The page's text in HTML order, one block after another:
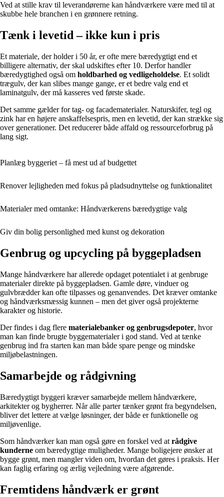
Ved at stille krav til leverandørerne kan håndværkere være med til at
skubbe hele branchen i en grønnere retning.
Tænk i levetid – ikke kun i pris
Et materiale, der holder i 50 år, er ofte mere bæredygtigt end et
billigere alternativ, der skal udskiftes efter 10. Derfor handler
bæredygtighed også om holdbarhed og vedligeholdelse. Et solidt
trægulv, der kan slibes mange gange, er et bedre valg end et
laminatgulv, der må kasseres ved første skade.
Det samme gælder for tag- og facadematerialer. Naturskifer, tegl og
zink har en højere anskaffelsespris, men en levetid, der kan strække sig
over generationer. Det reducerer både affald og ressourceforbrug på
lang sigt.
Planlæg byggeriet – få mest ud af budgettet
Renover lejligheden med fokus på pladsudnyttelse og funktionalitet
Materialer med omtanke: Håndværkerens bæredygtige valg
Giv din bolig personlighed med kunst og dekoration
Genbrug og upcycling på byggepladsen
Mange håndværkere har allerede opdaget potentialet i at genbruge
materialer direkte på byggepladsen. Gamle døre, vinduer og
gulvbrædder kan ofte tilpasses og genanvendes. Det kræver omtanke
og håndværksmæssig kunnen – men det giver også projekterne
karakter og historie.
Der findes i dag flere materialebanker og genbrugsdepoter, hvor
man kan finde brugte byggematerialer i god stand. Ved at tænke
genbrug ind fra starten kan man både spare penge og mindske
miljøbelastningen.
Samarbejde og rådgivning
Bæredygtigt byggeri kræver samarbejde mellem håndværkere,
arkitekter og bygherrer. Når alle parter tænker grønt fra begyndelsen,
bliver det lettere at vælge løsninger, der både er funktionelle og
miljøvenlige.
Som håndværker kan man også gøre en forskel ved at rådgive
kunderne om bæredygtige muligheder. Mange boligejere ønsker at
bygge grønt, men mangler viden om, hvordan det gøres i praksis. Her
kan faglig erfaring og ærlig vejledning være afgørende.
Fremtidens håndværk er grønt